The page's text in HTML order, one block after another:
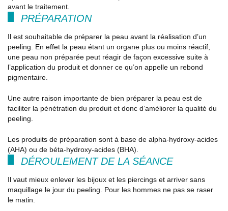
avant le traitement.
PRÉPARATION
Il est souhaitable de préparer la peau avant la réalisation d’un
peeling. En effet la peau étant un organe plus ou moins réactif,
une peau non préparée peut réagir de façon excessive suite à
l’application du produit et donner ce qu’on appelle un rebond
pigmentaire.
Une autre raison importante de bien préparer la peau est de
faciliter la pénétration du produit et donc d’améliorer la qualité du
peeling.
Les produits de préparation sont à base de alpha-hydroxy-acides
(AHA) ou de béta-hydroxy-acides (BHA).
DÉROULEMENT DE LA SÉANCE
Il vaut mieux enlever les bijoux et les piercings et arriver sans
maquillage le jour du peeling. Pour les hommes ne pas se raser
le matin.